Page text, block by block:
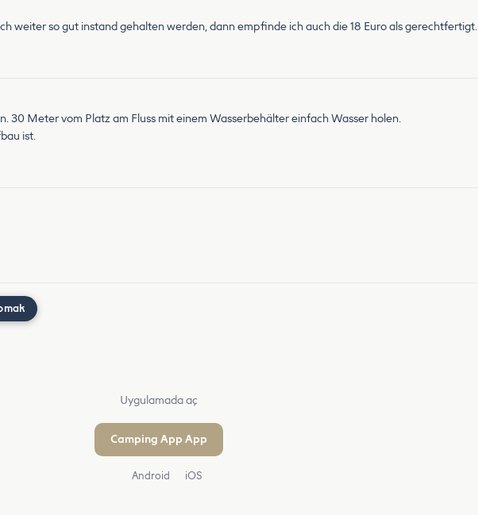
weiter so gut instand gehalten werden, dann empfinde ich auch die 18 Euro als gerechtfertigt.
30 Meter vom Platz am Fluss mit einem Wasserbehälter einfach Wasser holen.
ist.
Uygulamada aç
Camping App App
Android iOS